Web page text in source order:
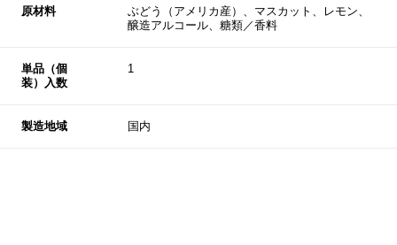
原材料
ぶどう（アメリカ産）、マスカット、レモン、
醸造アルコール、糖類／香料
単品（個
装）入数
1
製造地域 国内